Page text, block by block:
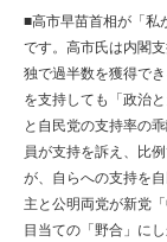
■高市早苗首相が「私
です。高市氏は内閣
独で過半数を獲得で
を支持しても「政治
と自民党の支持率の
員が支持を訴え、比
が、自らへの支持を
主と公明両党が新党
目当ての「野合」に